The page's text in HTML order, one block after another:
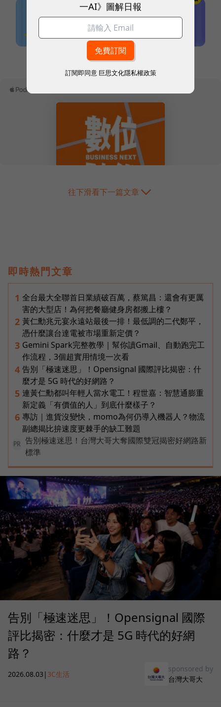
本網站內容未經允許，不得轉載。
往下滑看下一篇文章
即時熱門文章
1 全台最大全聯首日業績破百萬，蔡篤昌：還會有更厲
害的大型店！為何把餐廳健身房都搬上樓？
2 黃仁勳兆元宴永遠站最後一排！最低調的二代鄭平，
憑什麼讓台達電被市場重新定價？
3 Gemini Spark完整教學｜幫你讀Gmail、自動跑完工
作流程，3個超實用情境一次看
4 告別「極速迷思」！Opensignal 國際評比揭密：什
麼才是 5G 時代的好網路？
5 連黃仁勳都叫年輕人當水電工！程世嘉：智慧通膨重
新定義「有價值的人」到底什麼樣子？
6 專訪｜進貨沒變快，momo為何仍導入機器人？物流
副總揭比拚速度更棘手的缺工難題
PR
告別極速迷思！台灣大哥大奪國際雙冠揭密好網路新
標準
告別「極速迷思」！Opensignal 國際
評比揭密：什麼才是 5G 時代的好網
路？
2026.08.03 | 3C生活
sponsored by
台灣大哥大
一AI》圖解日報
訂閱即同意 巨思文化隱私權政策